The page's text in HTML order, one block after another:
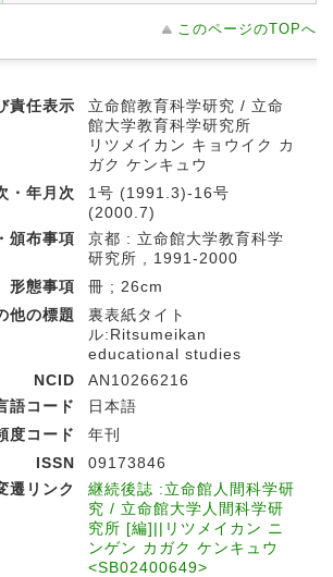
このページのTOPへ
責任表示
立命館教育科学研究 / 立命
館大学教育科学研究所
リツメイカン キョウイク カ
ガク ケンキュウ
・年月次
1号 (1991.3)-16号
(2000.7)
頒布事項
京都 : 立命館大学教育科学
研究所 , 1991-2000
形態事項
冊 ; 26cm
他の標題
裏表紙タイト
ル:Ritsumeikan
educational studies
NCID
AN10266216
語コード
日本語
度コード
年刊
ISSN
09173846
遷リンク
継続後誌 :立命館人間科学研
究 / 立命館大学人間科学研
究所 [編]||リツメイカン ニ
ンゲン カガク ケンキュウ
<SB02400649>